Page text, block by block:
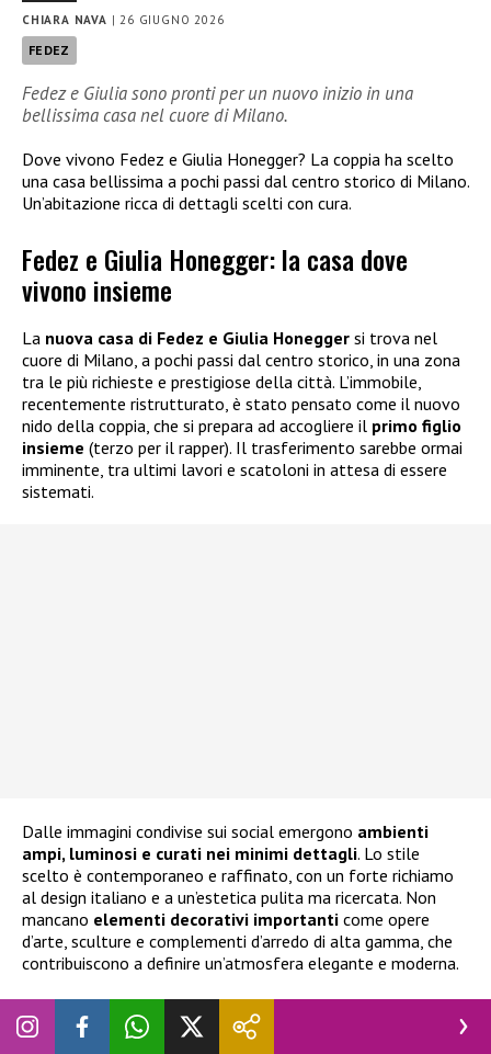
CHIARA NAVA | 26 GIUGNO 2026
FEDEZ
Fedez e Giulia sono pronti per un nuovo inizio in una
bellissima casa nel cuore di Milano.
Dove vivono Fedez e Giulia Honegger? La coppia ha scelto
una casa bellissima a pochi passi dal centro storico di Milano.
Un’abitazione ricca di dettagli scelti con cura.
Fedez e Giulia Honegger: la casa dove
vivono insieme
La nuova casa di Fedez e Giulia Honegger si trova nel
cuore di Milano, a pochi passi dal centro storico, in una zona
tra le più richieste e prestigiose della città. L’immobile,
recentemente ristrutturato, è stato pensato come il nuovo
nido della coppia, che si prepara ad accogliere il primo figlio
insieme (terzo per il rapper). Il trasferimento sarebbe ormai
imminente, tra ultimi lavori e scatoloni in attesa di essere
sistemati.
Dalle immagini condivise sui social emergono ambienti
ampi, luminosi e curati nei minimi dettagli. Lo stile
scelto è contemporaneo e raffinato, con un forte richiamo
al design italiano e a un’estetica pulita ma ricercata. Non
mancano elementi decorativi importanti come opere
d’arte, sculture e complementi d’arredo di alta gamma, che
contribuiscono a definire un’atmosfera elegante e moderna.
Particolare attenzione è stata dedicata allecamerette dei
bambini. Gli ambienti destinati a